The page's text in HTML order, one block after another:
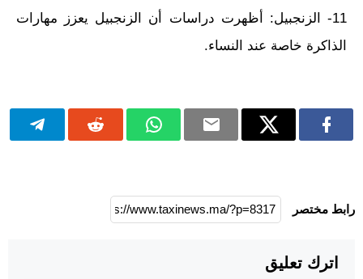
11- الزنجبيل: أظهرت دراسات أن الزنجبيل يعزز مهارات
الذاكرة خاصة عند النساء.
رابط مختصر
اترك تعليق